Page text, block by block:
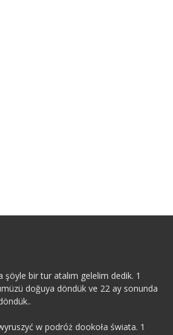
şöyle bir tur atalım gelelim dedik. 1
doğuya döndük ve 22 ay sonunda
w podróż dookoła świata. 1